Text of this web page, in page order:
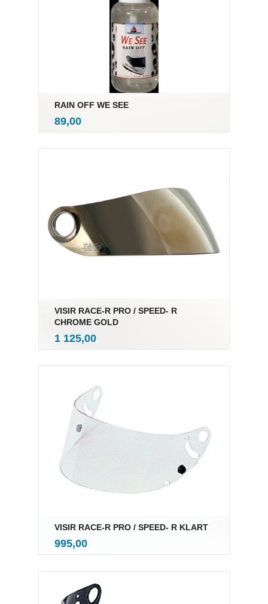
RAIN OFF WE SEE
Pris
89,00mva.
VISIR RACE-R PRO / SPEED- R
CHROME GOLD
Pris
1 125,00mva.
VISIR RACE-R PRO / SPEED- R KLART
Pris
995,00mva.